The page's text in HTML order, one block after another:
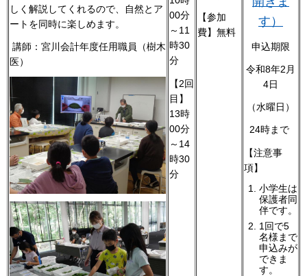
しく解説してくれるので、自然とア
ートを同時に楽しめます。
講師：宮川会計年度任用職員（樹木
医）
00分
～11
時30
分
【2回
目】
13時
00分
～14
時30
分
【参加
費】無料
す）
申込期限
令和8年2月
4日
（水曜日）
24時まで
【注意事
項】
小学生は
保護者同
伴です。
1回で5
名様まで
申込みが
できま
す。